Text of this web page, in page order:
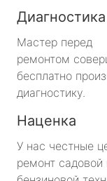
Диагностика
Мастер перед
ремонтом
бесплатно
диагностику.
Наценка
У нас честные
ремонт садовой